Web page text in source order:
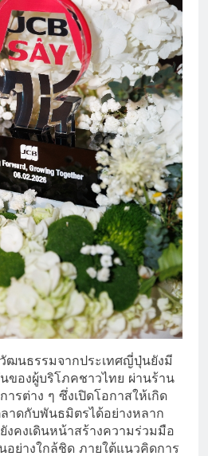
ฒนธรรมจากประเทศญี่ปุ่นยังมี
ของผู้บริโภคชาวไทย ผ่านร้าน
รต่าง ๆ ซึ่งเปิดโอกาสให้เกิด
าดกับพันธมิตรได้อย่างหลาก
งคงเดินหน้าสร้างความร่วมมือ
ย่างใกล้ชิด ภายใต้แนวคิดการ